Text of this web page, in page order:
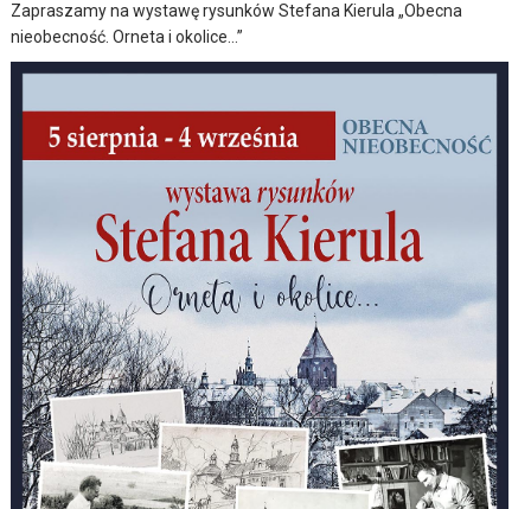
Zapraszamy na wystawę rysunków Stefana Kierula „Obecna
nieobecność. Orneta i okolice…”